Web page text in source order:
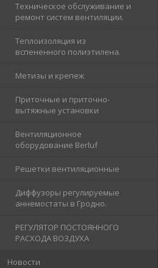
Техническое обслуживание и
ремонт систем вентиляции.
Теплоизоляция из
вспененного полиэтилена.
Метизы и крепеж
Приточные и приточно-
вытяжные установки
Вентиляционное
оборудование Berluf
Решетки вентиляционные
Диффузоры регулируемые
аннемостаты в Гродно.
РЕГУЛЯТОР ПОСТОЯННОГО
РАСХОДА ВОЗДУХА
Новости